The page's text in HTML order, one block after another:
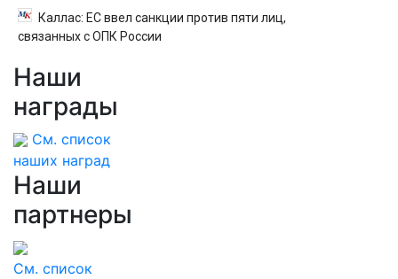
Каллас: ЕС ввел санкции против пяти лиц,
связанных с ОПК России
Наши
награды
См. список
наших наград
Наши
партнеры
См. список